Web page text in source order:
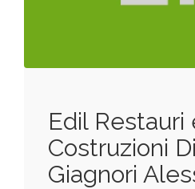
Edil Restauri
Costruzioni
Giagnori